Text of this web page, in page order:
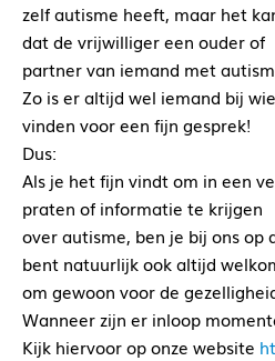
zelf autisme heeft, maar het
dat de vrijwilliger een ouder of
partner van iemand met
Zo is er altijd wel iemand bij
vinden voor een fijn gesprek!
Dus:
Als je het fijn vindt om in een
praten of informatie te krijgen
over autisme, ben je bij ons op
bent natuurlijk ook altijd
om gewoon voor de
Wanneer zijn er inloop
Kijk hiervoor op onze website